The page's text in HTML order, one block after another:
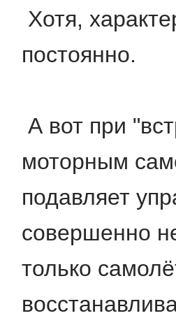
Хотя,
постоянно.
А вот при
моторным
подавляет
совершенно
только